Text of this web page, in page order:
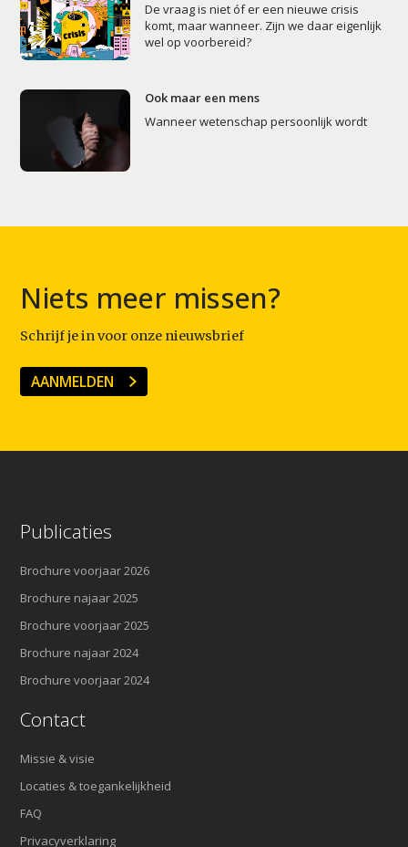
De vraag is niet óf er een nieuwe crisis
komt, maar wanneer. Zijn we daar eigenlijk
wel op voorbereid?
Ook maar een mens
Wanneer wetenschap persoonlijk wordt
Niets meer missen?
Schrijf je in voor onze nieuwsbrief
AANMELDEN
Publicaties
Brochure voorjaar 2026
Brochure najaar 2025
Brochure voorjaar 2025
Brochure najaar 2024
Brochure voorjaar 2024
Contact
Missie & visie
Locaties & toegankelijkheid
FAQ
Privacyverklaring